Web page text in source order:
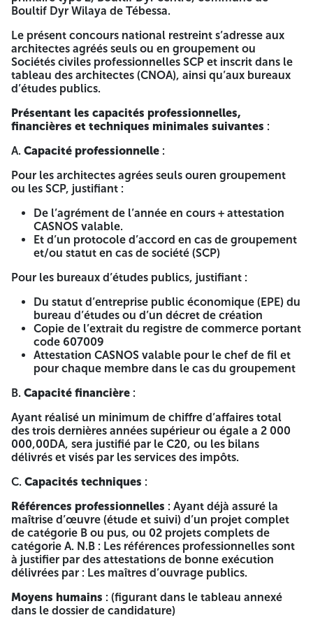
suivants exigés par le cahier des charges : Dossier de
candidature Déclaration de candidature signée, paraphée
et datée conformément au modèle de la soumission.
(selon l’annexe). → En cas de groupement, il doit présenter
une seule déclaration. Déclaration de probité signée,
paraphée et datée conformément au modèle de la
soumission. (selon l’annexe). → En cas de groupement, il
doit présenter une déclaration pour chaque membre. Une
copie du statut pour les personnes morales. Une copie du
statut pour les bureaux d’études publics. Une copie du
registre de commerce légalisé par le CNRC pour les
sociétés professionnelles d’engineering. Copie de l’extrait
du registre de commerce portant code 607009. Les
documents relatifs aux pouvoirs habilitant les personnes à
document permettant d’évaluer les capacités des
candidats, des soumissionnaires ou le cas échéant des
sous-traitants à savoir : → L’Agrément. → Copie de
l’attestation de mise à jour de l’Ordre des Architectes mise
bancaires (attestation de solvabilité + RIB). Capacités
techniques : moyens humains et références
professionnelles. Les bilans financiers des trois derniers
exercices accompagnés de document officiel attestant
leur dépôt auprès des services des impôts, justifiés par
l’attestation C20 ou les bilans délivrés et visés par les
services des impôts. Une copie du Protocole d’accord en
cas du groupement. Liste du personnel proposé pour
l’éligibilité. La durée de préparation des offres : La durée de
préparation des offres est fixée à sept (7) jours à compter
de la date de la première parution du présent avis dans les
quotidiens nationaux ou dans le Bulletin Officiel des
Marchés de l’Opérateur Public (BOMOP) ou par voie de
presse écrite et de presse électronique agréée. Jour et
heure limite de dépôt des offres : Les offres doivent être
déposées le dernier jour de la durée de préparation des
ou un jour de repos légal, la durée de préparation des
offres est prorogée jusqu’au jour ouvrable suivant. Jour et
heure d’ouverture des plis : L’ouverture des plis des
dossiers de candidature, se fera en séance publique le
dernier jour de la durée de préparation des offres à 14H.00.
Si ce jour coïncide avec un jour férié ou un jour de repos
jusqu’au jour ouvrable suivant. Cet avis est considéré
comme une invitation aux soumissionnaires pour y assister.
Boultif Dyr Wilaya de Tébessa.
Le présent concours national restreint s’adresse aux
architectes agréés seuls ou en groupement ou
Sociétés civiles professionnelles SCP et inscrit dans le
tableau des architectes (CNOA), ainsi qu’aux bureaux
d’études publics.
Présentant les capacités professionnelles,
financières et techniques minimales suivantes :
A. Capacité professionnelle :
Pour les architectes agrées seuls ouren groupement
ou les SCP, justifiant :
De l’agrément de l’année en cours + attestation
CASNOS valable.
Et d’un protocole d’accord en cas de groupement
et/ou statut en cas de société (SCP)
Pour les bureaux d’études publics, justifiant :
Du statut d’entreprise public économique (EPE) du
bureau d’études ou d’un décret de création
Copie de l’extrait du registre de commerce portant
code 607009
Attestation CASNOS valable pour le chef de fil et
pour chaque membre dans le cas du groupement
B. Capacité financière :
Ayant réalisé un minimum de chiffre d’affaires total
des trois dernières années supérieur ou égale a 2 000
000,00DA, sera justifié par le C20, ou les bilans
délivrés et visés par les services des impôts.
C. Capacités techniques :
Références professionnelles : Ayant déjà assuré la
maîtrise d’œuvre (étude et suivi) d’un projet complet
de catégorie B ou pus, ou 02 projets complets de
catégorie A. N.B : Les références professionnelles sont
à justifier par des attestations de bonne exécution
délivrées par : Les maîtres d’ouvrage publics.
Moyens humains : (figurant dans le tableau annexé
dans le dossier de candidature)